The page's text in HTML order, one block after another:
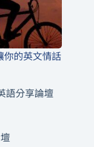
你的英文情話
語分享論壇